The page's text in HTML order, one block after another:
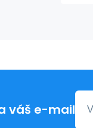
váš e-mail